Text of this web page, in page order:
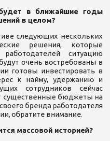
в ближайшие годы
в целом?
следующих нескольких
решения, которые
ситуацию
очень востребованы в
готовы инвестировать в
к найму, удержанию и
сотрудников сейчас
существенные бюджеты на
бренда работодателя
обратите внимание.
массовой историей?